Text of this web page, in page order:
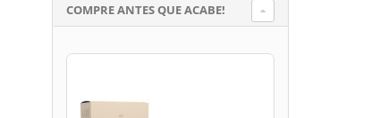
COMPRE ANTES QUE ACABE!